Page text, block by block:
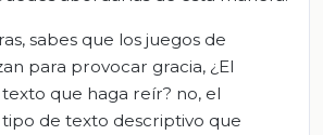
sabes que los juegos de
para provocar gracia, ¿El
que haga reír? no, el
de texto descriptivo que